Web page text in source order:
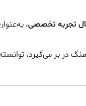
،
بر می‌گیرد،